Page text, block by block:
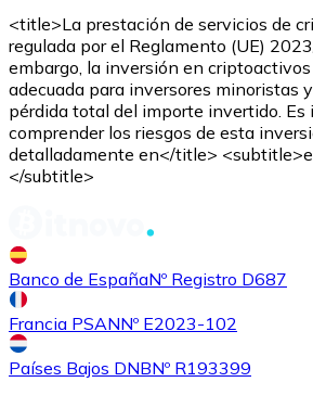
Comprar
SHIB
<title>La prestación de servicios de
regulada por el Reglamento (UE)
embargo, la inversión en
adecuada para inversores minoristas
pérdida total del importe invertido.
comprender los riesgos de esta
detalladamente en</title>
</subtitle>
Banco de EspañaNº Registro D687
Francia PSANNº E2023-102
Países Bajos DNBNº R193399